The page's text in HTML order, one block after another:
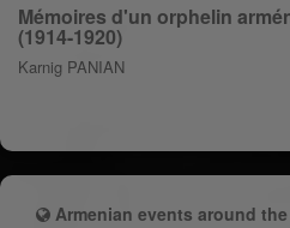
Mémoires d'un orphelin
(1914-1920)
Karnig PANIAN
Armenian events around